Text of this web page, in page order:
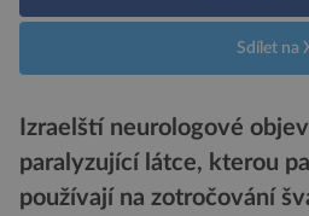
Sdílet na
Izraelští neurologové
paralyzující látce, kterou
používají na zotročování